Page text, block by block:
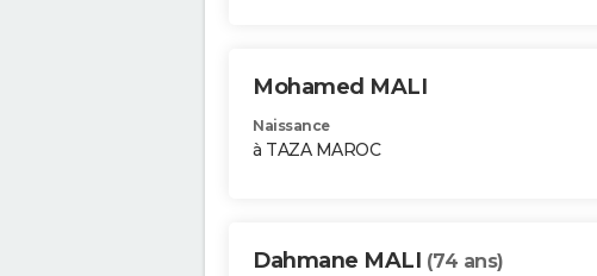
Mohamed MALI
Naissance
à TAZA MAROC
Dahmane MALI (74 ans)